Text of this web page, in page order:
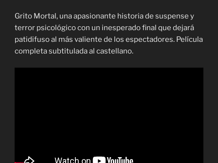
Grito Mortal, una apasionante historia de suspense y
terror psicológico con un inesperado final que dejará
patidifuso al más valiente de los espectadores. Película
completa subtitulada al castellano.